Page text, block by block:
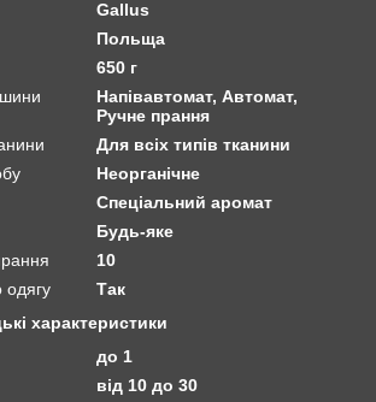
Gallus
Польща
650 г
Напівавтомат, Автомат,
Ручне прання
Для всіх типів тканини
Неорганічне
Спеціальний аромат
Будь-яке
10
одягу
Так
характеристики
до 1
від 10 до 30